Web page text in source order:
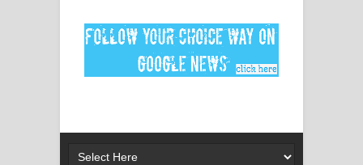
2026 football world cup song lyrics
Lassana Amma Song Lyrics - ලස්සන
ගීතයේ පද පෙළ